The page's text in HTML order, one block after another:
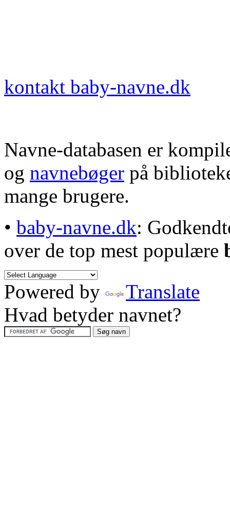
kontakt baby-navne.dk
Navne-databasen er
og navnebøger på
mange brugere.
• baby-navne.dk:
over de top mest populære
Powered by
Translate
Hvad betyder navnet?